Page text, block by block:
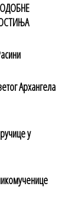
Архангела
у